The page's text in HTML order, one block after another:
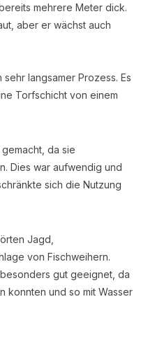
mehrere Meter dick.
aber er wächst auch
langsamer Prozess. Es
Torfschicht von einem
da sie
Dies war aufwendig und
sich die Nutzung
Jagd,
von Fischweihern.
gut geeignet, da
konnten und so mit Wasser